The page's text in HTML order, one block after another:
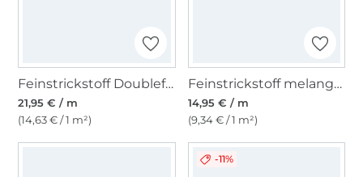
Feinstrickstoff Doubleface Stripes, schwarz
21,95 € / m
(14,63 € / 1 m²)
Feinstrickstoff melange, beige
14,95 € / m
(9,34 € / 1 m²)
-11%